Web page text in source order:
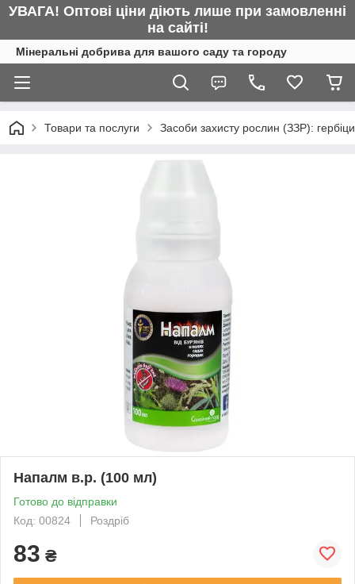
УВАГА! Оптові ціни діють лише при замовленні
на сайті!
Мінеральні добрива для вашого саду та городу
Товари та послуги Засоби захисту рослин (ЗЗР):
Напалм в.р. (100 мл)
Готово до відправки
Код: 00824
Роздріб
83 ₴